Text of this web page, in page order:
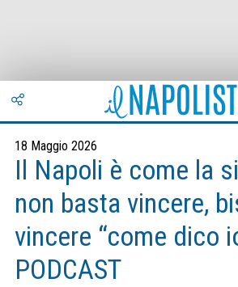
18 Maggio 2026
Il Napoli è come la
non basta vincere,
vincere “come dico
PODCAST